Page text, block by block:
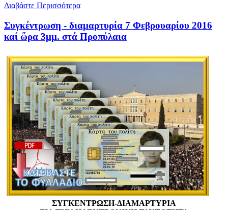
Διαβάστε Περισσότερα
Συγκέντρωση - διαμαρτυρία 7 Φεβρουαρίου 2016
καί ὥρα 3μμ. στά Προπύλαια
ΣΥΓΚΕΝΤΡΩΣΗ-ΔΙΑΜΑΡΤΥΡΙΑ